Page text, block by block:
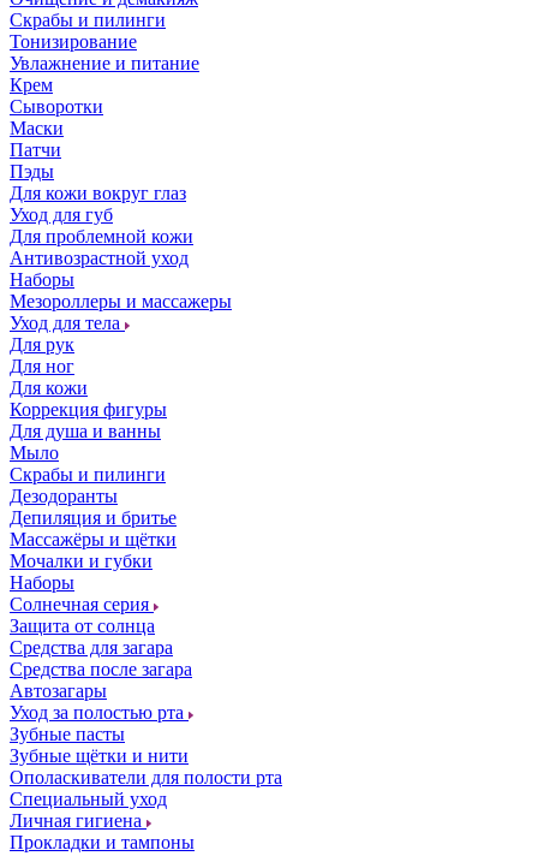
Скрабы и пилинги
Тонизирование
Увлажнение и питание
Крем
Сыворотки
Маски
Патчи
Пэды
Для кожи вокруг глаз
Уход для губ
Для проблемной кожи
Антивозрастной уход
Наборы
Мезороллеры и массажеры
Уход для тела
Для рук
Для ног
Для кожи
Коррекция фигуры
Для душа и ванны
Мыло
Скрабы и пилинги
Дезодоранты
Депиляция и бритье
Массажёры и щётки
Мочалки и губки
Наборы
Солнечная серия
Защита от солнца
Средства для загара
Средства после загара
Автозагары
Уход за полостью рта
Зубные пасты
Зубные щётки и нити
Ополаскиватели для полости рта
Специальный уход
Личная гигиена
Прокладки и тампоны